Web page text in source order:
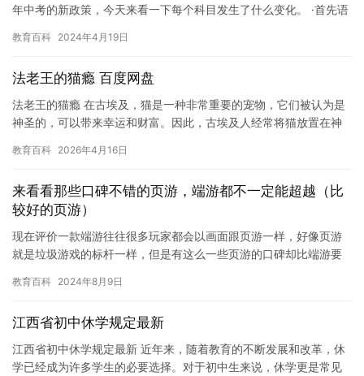
年中考的新政策，今天来看一下每个科目发生了什么变化。 ·首先语
教育百科 2024年4月19日
法老王的猫瘾 百度网盘
法老王的猫瘾 在古埃及，猫是一种非常重要的宠物，它们被认为是
神圣的，可以带来幸运和财富。因此，古埃及人经常将猫放置在神
法…
教育百科 2026年4月16日
来看看那些口碑不错的页游，端游都不一定能超越（比
较好的页游）
现在评价一款端游往往很多玩家都会以画面跟页游一样，好像页游
就是垃圾游戏的标杆一样，但是有这么一些页游的口碑却比端游要
年…
教育百科 2024年8月9日
江西省初中休学规定最新
江西省初中休学规定最新 近年来，随着教育的不断发展和改革，休
学已经成为许多学生的必要选择。对于初中生来说，休学更是常见